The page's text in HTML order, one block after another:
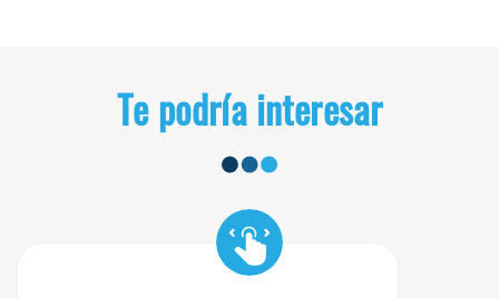
Te podría interesar